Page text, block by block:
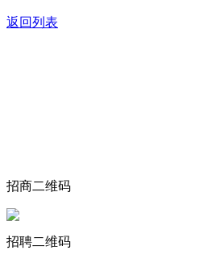
返回列表
招商二维码
招聘二维码